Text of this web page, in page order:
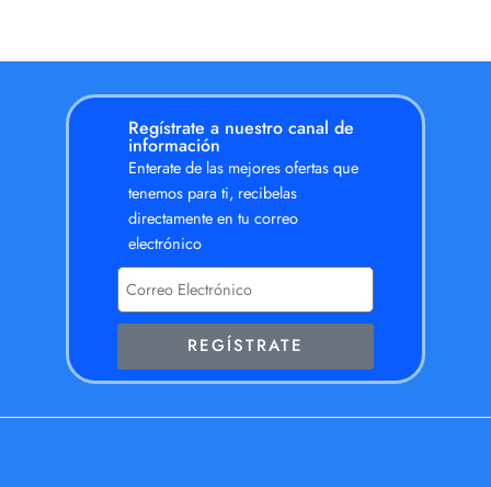
Regístrate a nuestro canal de
información
Enterate de las mejores ofertas que
tenemos para ti, recibelas
directamente en tu correo
electrónico
REGÍSTRATE